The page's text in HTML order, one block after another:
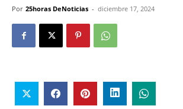
Por 25horas DeNoticias - diciembre 17, 2024